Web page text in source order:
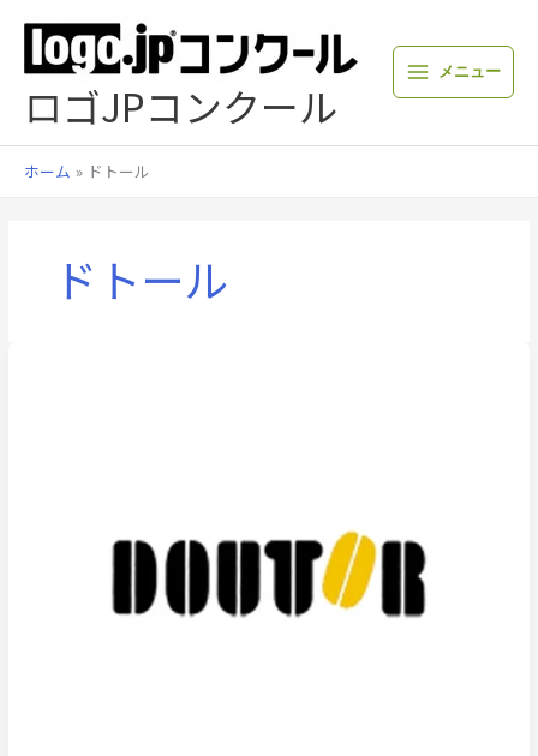
プ
ロゴJPコンクール
メニュー
ホーム ドトール
ドトール